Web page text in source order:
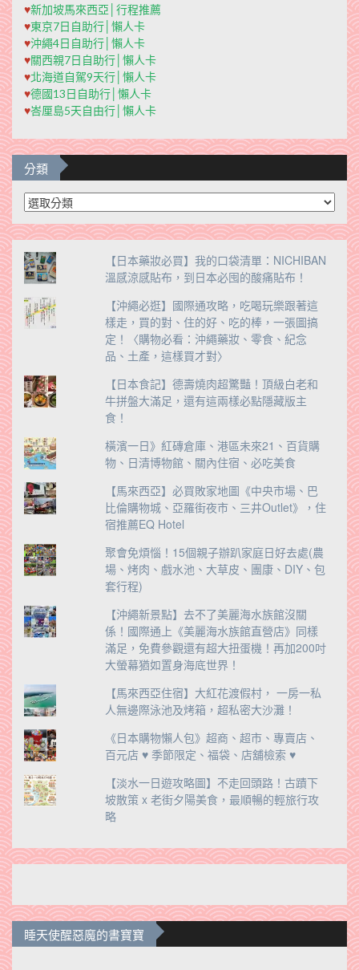
♥新加坡馬來西亞│行程推薦
♥東京7日自助行│懶人卡
♥沖繩4日自助行│懶人卡
♥關西親7日自助行│懶人卡
♥北海道自駕9天行│懶人卡
♥德國13日自助行│懶人卡
♥峇厘島5天自由行│懶人卡
分類
分
類
【日本藥妝必買】我的口袋清單：NICHIBAN
溫感涼感貼布，到日本必囤的酸痛貼布！
【沖繩必逛】國際通攻略，吃喝玩樂跟著這
樣走，買的對、住的好、吃的棒，一張圖搞
定！〈購物必看：沖繩藥妝、零食、紀念
品、土產，這樣買才對〉
【日本食記】德壽燒肉超驚豔！頂級白老和
牛拼盤大滿足，還有這兩樣必點隱藏版主
食！
橫濱一日》紅磚倉庫、港區未來21、百貨購
物、日清博物館、關內住宿、必吃美食
【馬來西亞】必買敗家地圖《中央市場、巴
比倫購物城、亞羅街夜市、三井Outlet》，住
宿推薦EQ Hotel
聚會免煩惱！15個親子辦趴家庭日好去處(農
場、烤肉、戲水池、大草皮、團康、DIY、包
套行程)
【沖繩新景點】去不了美麗海水族館沒關
係！國際通上《美麗海水族館直營店》同樣
滿足，免費參觀還有超大扭蛋機！再加200吋
大螢幕猶如置身海底世界！
【馬來西亞住宿】大紅花渡假村， 一房一私
人無邊際泳池及烤箱，超私密大沙灘！
《日本購物懶人包》超商、超市、專賣店、
百元店 ♥ 季節限定、福袋、店舖檢索 ♥
【淡水一日遊攻略圖】不走回頭路！古蹟下
坡散策 x 老街夕陽美食，最順暢的輕旅行攻
略
睡天使醒惡魔的書寶寶